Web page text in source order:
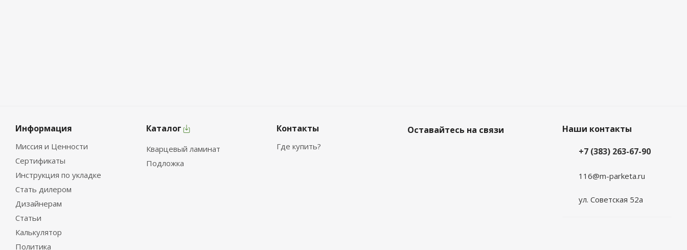
Информация
Миссия и Ценности
Сертификаты
Инструкция по укладке
Стать дилером
Дизайнерам
Статьи
Калькулятор
Политика
Каталог
Кварцевый ламинат
Подложка
Контакты
Где купить?
Оставайтесь на связи
Наши контакты
+7 (383) 263-67-90
116@m-parketa.ru
ул. Советская 52а